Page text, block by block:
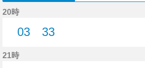
20時
03
33
21時